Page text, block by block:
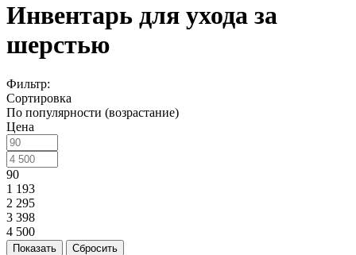
Инвентарь для ухода за
шерстью
Фильтр:
Сортировка
По популярности (возрастание)
Цена
90
1 193
2 295
3 398
4 500
Показать Сбросить